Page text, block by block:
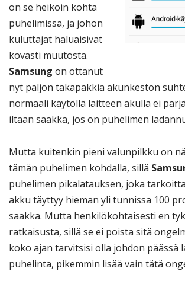
on se heikoin kohta
puhelimissa, ja johon
kuluttajat haluaisivat
kovasti muutosta.
Samsung on ottanut
nyt paljon takapakkia akunkeston
normaali käytöllä laitteen akulla ei
iltaan saakka, jos on puhelimen
Mutta kuitenkin pieni valunpilkku on
tämän puhelimen kohdalla, sillä
puhelimen pikalatauksen, joka
akku täyttyy hieman yli tunnissa 100
saakka. Mutta henkilökohtaisesti en
ratkaisusta, sillä se ei poista sitä
koko ajan tarvitsisi olla johdon päässä
puhelinta, pikemmin lisää vain tätä